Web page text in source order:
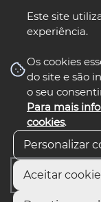
Este site
experiência.
Os cookies
do site e são
o seu
Para mais
cookies.
Personalizar
Aceitar
nos
Início